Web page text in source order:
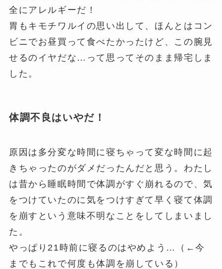
全にアレルギーだ！
胃もキモチワルイの思い出して、ほんとはコン
ビニでお昼買って食べたかったけど、この腕見
せるのイヤだな…って思ってそのまま帰宅しま
した。
体調不良はいやだ！
原因は多分変な時間に寝ちゃって変な時間に起
きちゃったのがダメだったんだと思う。わたし
は昔から睡眠時間で体調がすぐ崩れるので、気
をつけていたのに気をつけすぎて早く寝て体調
を崩すという意味不明なことをしてしまいまし
た。
やっぱり21時前に寝るのはやめよう…（←今
までもこれで何度も体調を崩している）